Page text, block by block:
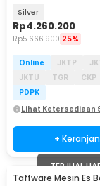
Silver
Rp4.260.200
Rp5.666.900 25%
Online JKTP
JKTU
TGR CKP
PDPK
Lihat Ketersediaan
+
TERJUAL
Taffware Mesin Es